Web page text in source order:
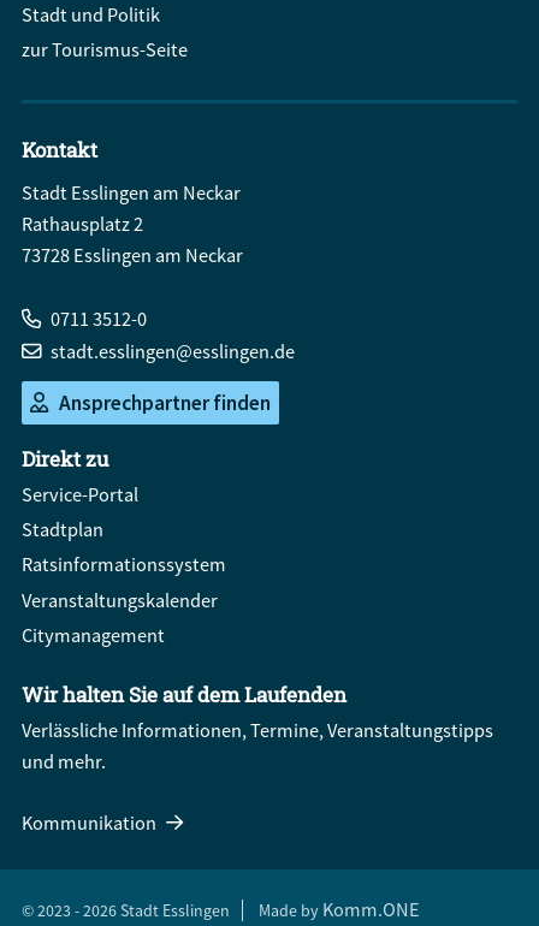
Stadt und Politik
zur Tourismus-Seite
Kontakt
Stadt Esslingen am Neckar
Rathausplatz 2
73728 Esslingen am Neckar
0711 3512-0
stadt.esslingen@esslingen.de
Ansprechpartner finden
Direkt zu
Service-Portal
Stadtplan
Ratsinformationssystem
Veranstaltungskalender
Citymanagement
Wir halten Sie auf dem Laufenden
Verlässliche Informationen, Termine, Veranstaltungstipps
und mehr.
Kommunikation
© 2023 - 2026 Stadt Esslingen Made by Komm.ONE